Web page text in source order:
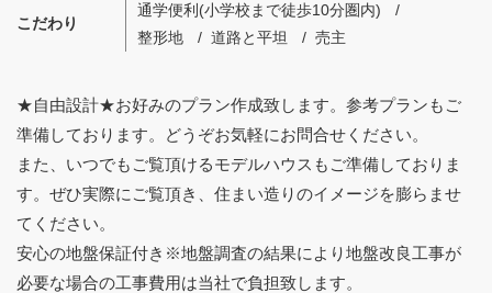
こだわり
通学便利(小学校まで徒歩10分圏内)
整形地
道路と平坦 売主
★自由設計★お好みのプラン作成致します。参考プランもご
準備しております。どうぞお気軽にお問合せください。
また、いつでもご覧頂けるモデルハウスもご準備しておりま
す。ぜひ実際にご覧頂き、住まい造りのイメージを膨らませ
てください。
安心の地盤保証付き※地盤調査の結果により地盤改良工事が
必要な場合の工事費用は当社で負担致します。